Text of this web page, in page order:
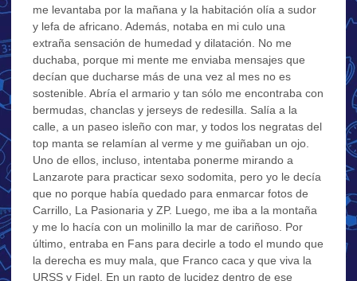
me levantaba por la mañana y la habitación olía a sudor
y lefa de africano. Además, notaba en mi culo una
extraña sensación de humedad y dilatación. No me
duchaba, porque mi mente me enviaba mensajes que
decían que ducharse más de una vez al mes no es
sostenible. Abría el armario y tan sólo me encontraba con
bermudas, chanclas y jerseys de redesilla. Salía a la
calle, a un paseo isleño con mar, y todos los negratas del
top manta se relamían al verme y me guiñaban un ojo.
Uno de ellos, incluso, intentaba ponerme mirando a
Lanzarote para practicar sexo sodomita, pero yo le decía
que no porque había quedado para enmarcar fotos de
Carrillo, La Pasionaria y ZP. Luego, me iba a la montaña
y me lo hacía con un molinillo la mar de cariñoso. Por
último, entraba en Fans para decirle a todo el mundo que
la derecha es muy mala, que Franco caca y que viva la
URSS y Fidel. En un rapto de lucidez dentro de ese